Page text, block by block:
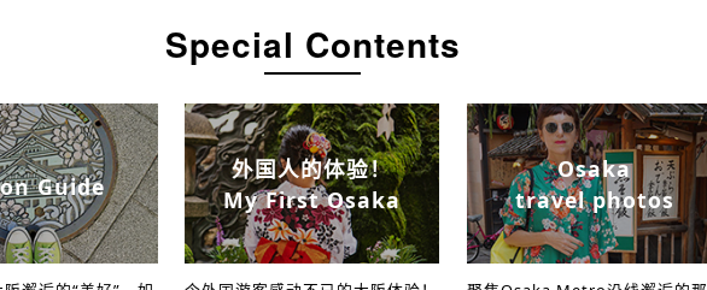
Special Contents
Guide
外国人的体验！
My First Osaka
Osaka
travel photos